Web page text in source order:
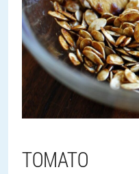
TOMATO